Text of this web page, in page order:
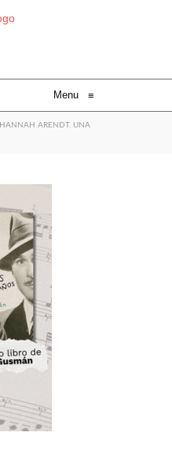
Menu ≡
HANNAH ARENDT. UNA